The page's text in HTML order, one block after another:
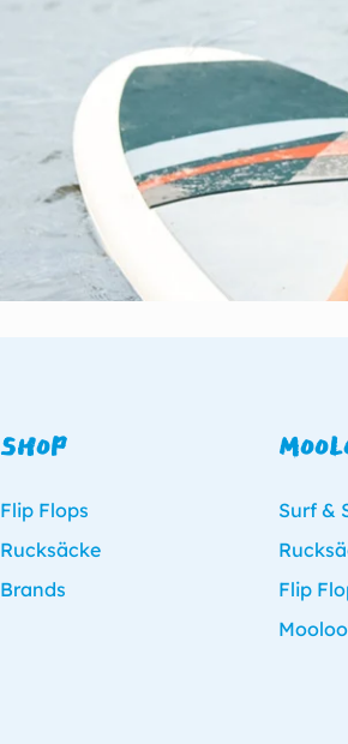
SHOP
Flip Flops
Rucksäcke
Brands
Surf &
Flip